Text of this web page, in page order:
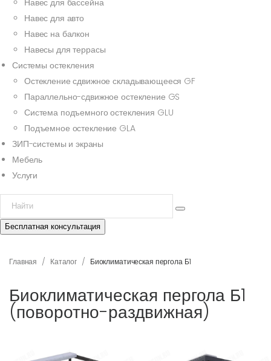
Навес для бассейна
Навес для авто
Навес на балкон
Навесы для террасы
Системы остекления
Остекление сдвижное складывающееся GF
Параллельно-сдвижное остекление GS
Система подъемного остекления GLU
Подъемное остекление GLA
ЗИП-системы и экраны
Мебель
Услуги
Бесплатная консультация
Главная / Каталог / Биоклиматическая пергола Б1
Биоклиматическая пергола Б1
(поворотно-раздвижная)